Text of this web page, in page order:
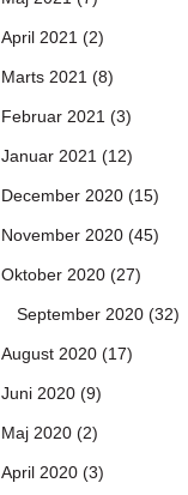
April 2021 (2)
Marts 2021 (8)
Februar 2021 (3)
Januar 2021 (12)
December 2020 (15)
November 2020 (45)
Oktober 2020 (27)
September 2020 (32)
August 2020 (17)
Juni 2020 (9)
Maj 2020 (2)
April 2020 (3)